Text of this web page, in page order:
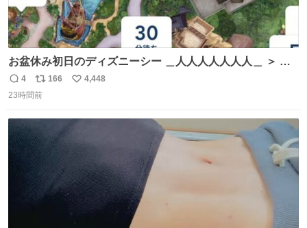
お盆休み初日のディズニーシー ＿人人人人人人人＿ ＞ 空
い て る！＜ ￣^Y^Y^Y^Y^ Y￣
返
信
4
リ
ポ
ト
166
い
4,448
23時間前